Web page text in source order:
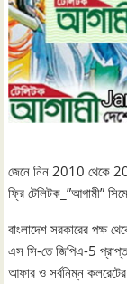
জেনে নিন 2010 থেকে
ফ্রি টেলিটক_”আগামী”
বাংলাদেশ সরকারের পক্ষ
এস সি-তে জিপিএ-5 প্রাপ্ত
আফার ও সর্বনিম্ন